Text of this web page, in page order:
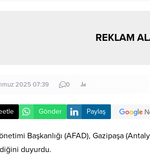
REKLAM
2025 07:39 0
Gönder Paylaş
Başkanlığı (AFAD), Gazipaşa
duyurdu.